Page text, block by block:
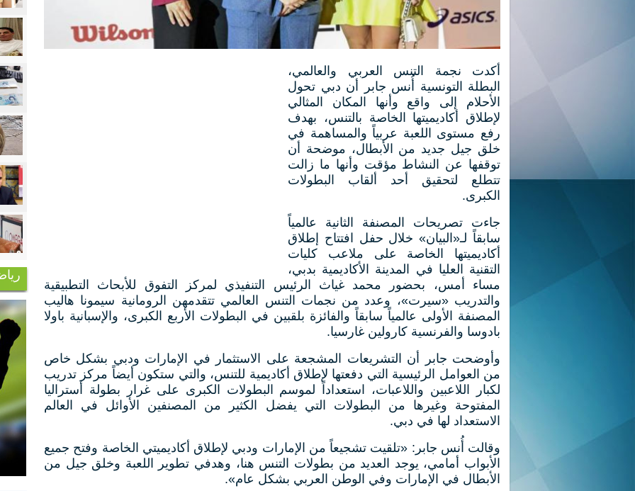
أكدت نجمة التنس العربي والعالمي،
البطلة التونسية أُنس جابر أن دبي تحول
الأحلام إلى واقع وأنها المكان المثالي
لإطلاق أكاديميتها الخاصة بالتنس، بهدف
رفع مستوى اللعبة عربياً والمساهمة في
خلق جيل جديد من الأبطال، موضحة أن
توقفها عن النشاط مؤقت وأنها ما زالت
تتطلع لتحقيق أحد
ألقاب البطولات
الكبرى.
جاءت تصريحات المصنفة الثانية عالمياً
سابقاً لـ«البيان» خلال حفل افتتاح إطلاق
أكاديميتها الخاصة على ملاعب كليات
التقنية العليا في المدينة الأكاديمية بدبي،
مساء أمس، بحضور محمد غياث الرئيس التنفيذي لمركز التفوق للأبحاث التطبيقية
والتدريب «سيرت»، وعدد من نجمات التنس العالمي تتقدمهن الرومانية سيمونا هاليب
المصنفة الأولى عالمياً سابقاً والفائزة بلقبين في البطولات الأربع الكبرى، والإسبانية باولا
بادوسا والفرنسية كارولين غارسيا.
وأوضحت جابر أن التشريعات المشجعة على الاستثمار في الإمارات ودبي بشكل خاص
من العوامل الرئيسية التي دفعتها لإطلاق أكاديمية للتنس، والتي ستكون أيضاً مركز تدريب
لكبار اللاعبين واللاعبات، استعداداً لموسم البطولات الكبرى على غرار بطولة أستراليا
المفتوحة وغيرها من البطولات التي يفضل الكثير من المصنفين الأوائل في العالم
الاستعداد لها في دبي.
وقالت أُنس جابر: «تلقيت تشجيعاً من الإمارات ودبي لإطلاق أكاديميتي الخاصة وفتح جميع
الأبواب أمامي، يوجد العديد من بطولات التنس هنا، وهدفي تطوير اللعبة وخلق جيل من
الأبطال في الإمارات وفي الوطن العربي بشكل عام».